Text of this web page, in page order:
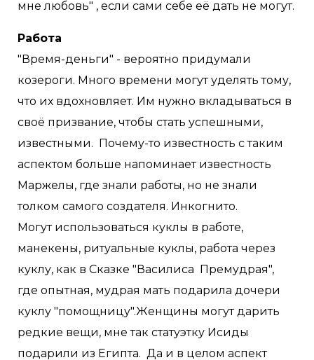
мне любовь" , если сами себе её дать не могут.
Работа
"Время-деньги" - вероятно придумали
козероги. Много времени могут уделять тому,
что их вдохновляет. Им нужно вкладываться в
своё призвание, чтобы стать успешными,
известными. Почему-то известность с таким
аспектом больше напоминает известность
Маржелы, где знали работы, но не знали
толком самого создателя. Инкогнито.
Могут использоваться куклы в работе,
манекены, ритуальные куклы, работа через
куклу, как в Сказке "Василиса Премудрая",
где опытная, мудрая мать подарила дочери
куклу "помощницу".Женщины могут дарить
редкие вещи, мне так статуэтку Исиды
подарили из Египта. Да и в целом аспект